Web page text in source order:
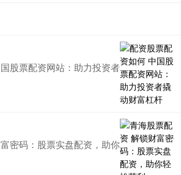
股票配资网站：助力投资者
密码：股票实盘配资，助你